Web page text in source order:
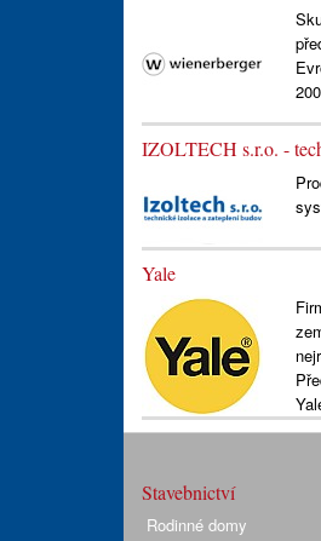
IZOLTECH s.r.o. -
Yale
Stavebnictví
Rodinné domy